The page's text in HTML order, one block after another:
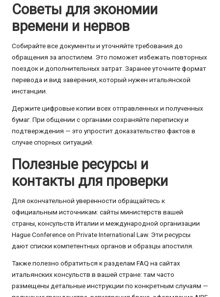
Советы для экономии
времени и нервов
Собирайте все документы и уточняйте требования до
обращения за апостилем. Это поможет избежать повторных
поездок и дополнительных затрат. Заранее уточните формат
перевода и вид заверения, который нужен итальянской
инстанции.
Держите цифровые копии всех отправленных и полученных
бумаг. При общении с органами сохраняйте переписку и
подтверждения — это упростит доказательство фактов в
случае спорных ситуаций.
Полезные ресурсы и
контакты для проверки
Для окончательной уверенности обращайтесь к
официальным источникам: сайты министерств вашей
страны, консульств Италии и международной организации
Hague Conference on Private International Law. Эти ресурсы
дают списки компетентных органов и образцы апостиля.
Также полезно обратиться к разделам FAQ на сайтах
итальянских консульств в вашей стране: там часто
размещены детальные инструкции по конкретным случаям —